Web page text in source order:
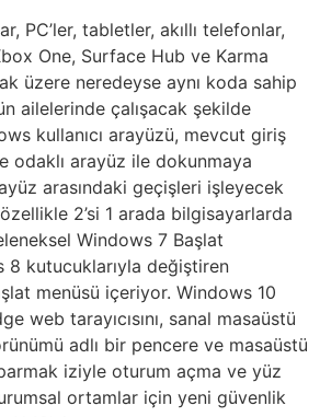
PC’ler, tabletler, akıllı telefonlar,
One, Surface Hub ve Karma
üzere neredeyse aynı koda sahip
ailelerinde çalışacak şekilde
kullanıcı arayüzü, mevcut giriş
odaklı arayüz ile dokunmaya
arasındaki geçişleri işleyecek
2’si 1 arada bilgisayarlarda
Windows 7 Başlat
8 kutucuklarıyla değiştiren
menüsü içeriyor. Windows 10
web tarayıcısını, sanal masaüstü
adlı bir pencere ve masaüstü
iziyle oturum açma ve yüz
ortamlar için yeni güvenlik